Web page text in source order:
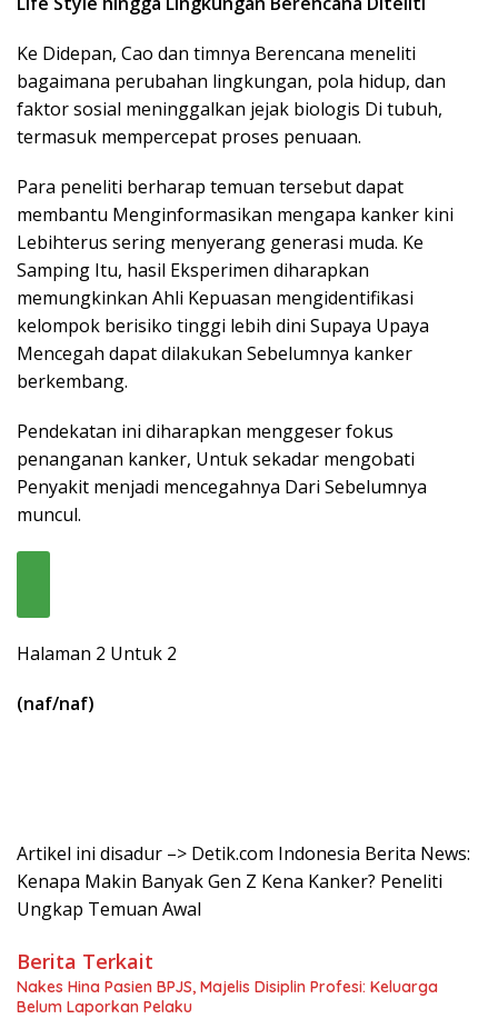
Ke Didepan, Cao dan timnya Berencana meneliti
bagaimana perubahan lingkungan, pola hidup, dan
faktor sosial meninggalkan jejak biologis Di tubuh,
termasuk mempercepat proses penuaan.
Para peneliti berharap temuan tersebut dapat
membantu Menginformasikan mengapa kanker kini
Lebihterus sering menyerang generasi muda. Ke
Samping Itu, hasil Eksperimen diharapkan
memungkinkan Ahli Kepuasan mengidentifikasi
kelompok berisiko tinggi lebih dini Supaya Upaya
Mencegah dapat dilakukan Sebelumnya kanker
berkembang.
Pendekatan ini diharapkan menggeser fokus
penanganan kanker, Untuk sekadar mengobati
Penyakit menjadi mencegahnya Dari Sebelumnya
muncul.
Halaman 2 Untuk 2
(naf/naf)
Artikel ini disadur –> Detik.com Indonesia Berita News:
Kenapa Makin Banyak Gen Z Kena Kanker? Peneliti
Ungkap Temuan Awal
Berita Terkait
Nakes Hina Pasien BPJS, Majelis Disiplin Profesi: Keluarga
Belum Laporkan Pelaku